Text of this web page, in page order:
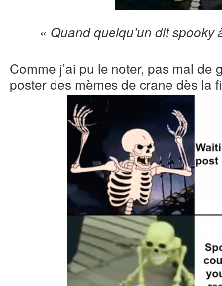
« Quand quelqu’un dit spooky
Comme j’ai pu le noter, pas mal de
poster des mèmes de crane dès la